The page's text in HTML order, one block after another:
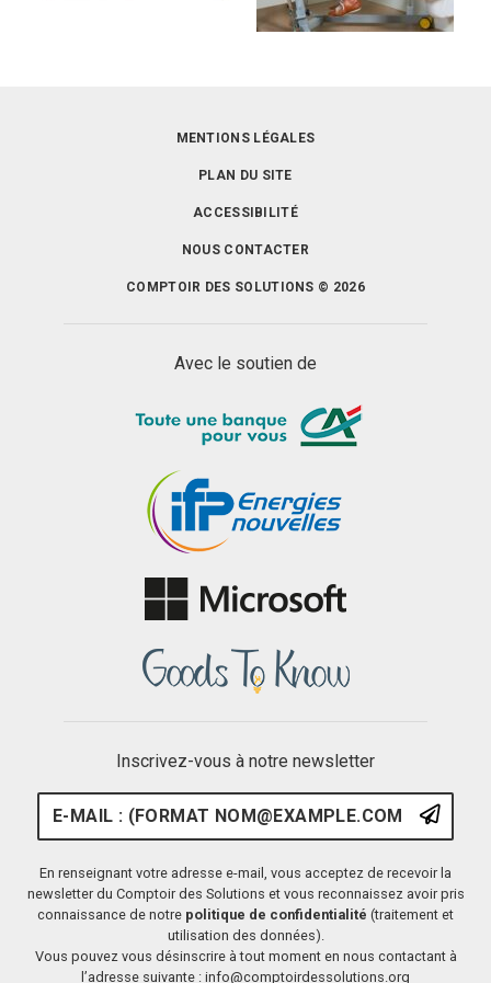
MENTIONS LÉGALES
PLAN DU SITE
ACCESSIBILITÉ
NOUS CONTACTER
COMPTOIR DES SOLUTIONS © 2026
Avec le soutien de
Inscrivez-vous à notre newsletter
E-mail : (format
En renseignant votre adresse e-mail, vous acceptez de recevoir la
newsletter du Comptoir des Solutions et vous reconnaissez avoir pris
connaissance de notre politique de confidentialité (traitement et
utilisation des données).
Vous pouvez vous désinscrire à tout moment en nous contactant à
l’adresse suivante : info@comptoirdessolutions.org